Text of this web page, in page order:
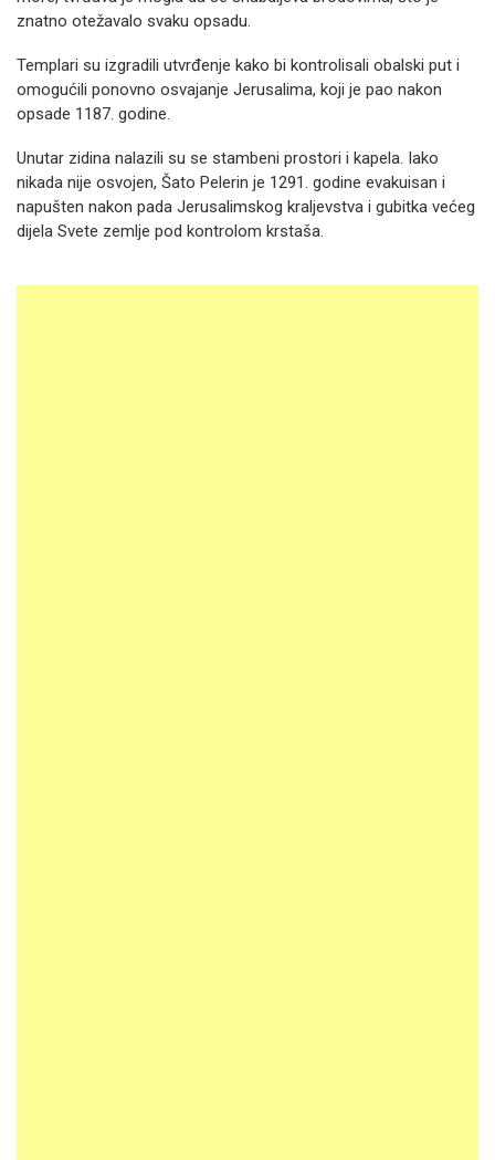
znatno otežavalo svaku opsadu.
Templari su izgradili utvrđenje kako bi kontrolisali obalski put i
omogućili ponovno osvajanje Jerusalima, koji je pao nakon
opsade 1187. godine.
Unutar zidina nalazili su se stambeni prostori i kapela. Iako
nikada nije osvojen, Šato Pelerin je 1291. godine evakuisan i
napušten nakon pada Jerusalimskog kraljevstva i gubitka većeg
dijela Svete zemlje pod kontrolom krstaša.